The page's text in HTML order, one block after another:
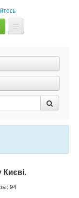
Києві.
94